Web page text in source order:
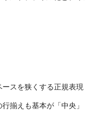
スを狭くする正規表現
揃えも基本が「中央」